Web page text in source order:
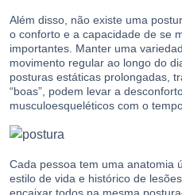
Além disso, não existe uma
o conforto e a capacidade de se
importantes. Manter uma
movimento regular ao longo do
posturas estáticas prolongadas,
“boas”, podem levar a
musculoesqueléticos com o
Cada pessoa tem uma anatomia
estilo de vida e histórico de